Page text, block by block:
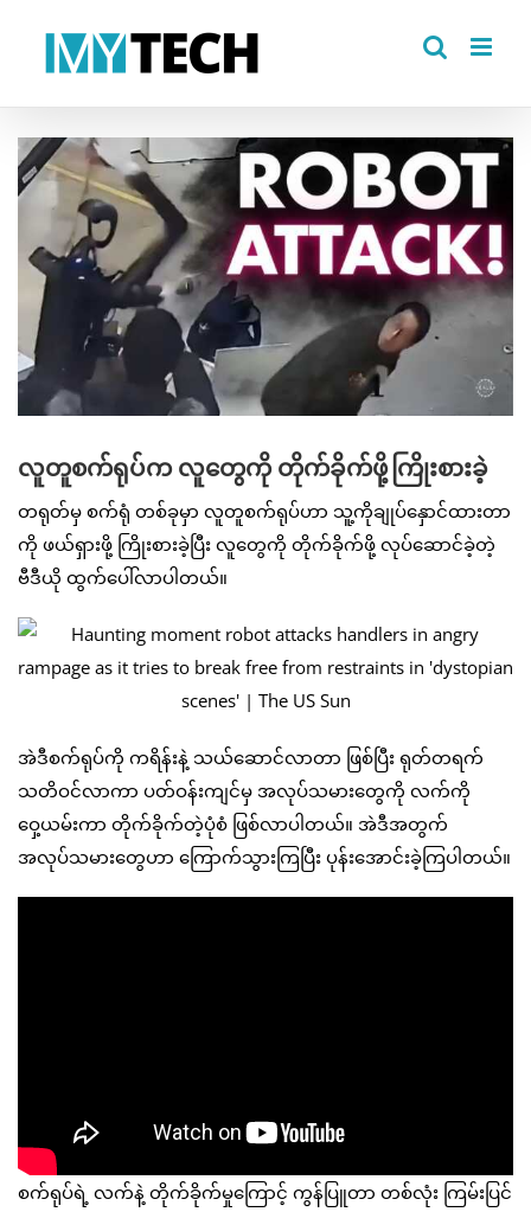
View
Larger
လူတူစက်ရုပ်က လူတွေကို တိုက်ခိုက်ဖို့ကြိုးစားခဲ့
တရုတ်မှ စက်ရုံ တစ်ခုမှာ လူတူစက်ရုပ်ဟာ သူ့ကိုချုပ်နှောင်ထားတာ
ကို ဖယ်ရှားဖို့ ကြိုးစားခဲ့ပြီး လူတွေကို တိုက်ခိုက်ဖို့ လုပ်ဆောင်ခဲ့တဲ့
ဗီဒီယို ထွက်ပေါ်လာပါတယ်။
အဲဒီစက်ရုပ်ကို ကရိန်းနဲ့ သယ်ဆောင်လာတာ ဖြစ်ပြီး ရုတ်တရက်
သတိဝင်လာကာ ပတ်ဝန်းကျင်မှ အလုပ်သမားတွေကို လက်ကို
ဝှေ့ယမ်းကာ တိုက်ခိုက်တဲ့ပုံစံ ဖြစ်လာပါတယ်။ အဲဒီအတွက်
အလုပ်သမားတွေဟာ ကြောက်သွားကြပြီး ပုန်းအောင်းခဲ့ကြပါတယ်။
စက်ရုပ်ရဲ့ လက်နဲ့ တိုက်ခိုက်မှုကြောင့် ကွန်ပြူတာ တစ်လုံး ကြမ်းပြင်